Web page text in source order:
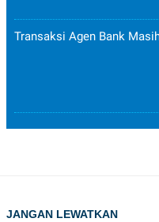
Transaksi Agen Bank
JANGAN LEWATKAN